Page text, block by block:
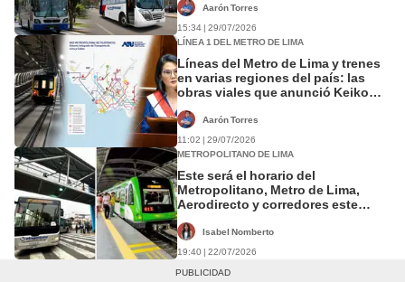
julioAarón Torres
15:34 | 29/07/2026
LÍNEA 1 DEL METRO DE LIMA
Líneas del Metro de Lima y trenes
en varias regiones del país: las
obras viales que anunció Keiko
Aarón Torres
11:02 | 29/07/2026
METROPOLITANO DE LIMA
Este será el horario del
Metropolitano, Metro de Lima,
Aerodirecto y corredores este
Isabel Nomberto
19:40 | 22/07/2026